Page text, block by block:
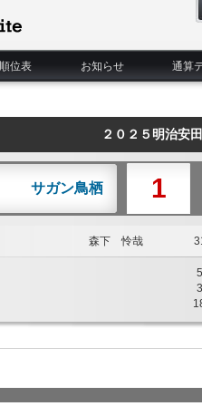
順位表 お知らせ 通算
２０２５明治安
サガン鳥栖 1
森下 怜哉
5
3